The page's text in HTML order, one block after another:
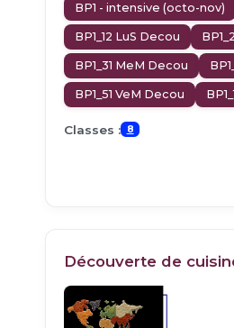
BP1 - intensive (octo-nov)
BP1_12 LuS Decou
BP1_31 MeM Decou
BP1_51 VeM Decou
Classes : 8
Découverte de